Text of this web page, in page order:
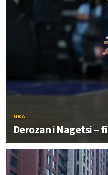
NBA
Derozan i Nagetsi –